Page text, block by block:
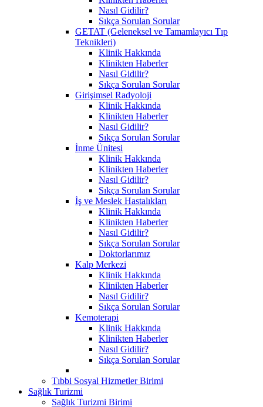
Nasıl Gidilir?
Sıkça Sorulan Sorular
GETAT (Geleneksel ve Tamamlayıcı Tıp
Teknikleri)
Klinik Hakkında
Klinikten Haberler
Nasıl Gidilir?
Sıkça Sorulan Sorular
Girişimsel Radyoloji
Klinik Hakkında
Klinikten Haberler
Nasıl Gidilir?
Sıkça Sorulan Sorular
İnme Ünitesi
Klinik Hakkında
Klinikten Haberler
Nasıl Gidilir?
Sıkça Sorulan Sorular
İş ve Meslek Hastalıkları
Klinik Hakkında
Klinikten Haberler
Nasıl Gidilir?
Sıkça Sorulan Sorular
Doktorlarımız
Kalp Merkezi
Klinik Hakkında
Klinikten Haberler
Nasıl Gidilir?
Sıkça Sorulan Sorular
Kemoterapi
Klinik Hakkında
Klinikten Haberler
Nasıl Gidilir?
Sıkça Sorulan Sorular
Tıbbi Sosyal Hizmetler Birimi
Sağlık Turizmi
Sağlık Turizmi Birimi